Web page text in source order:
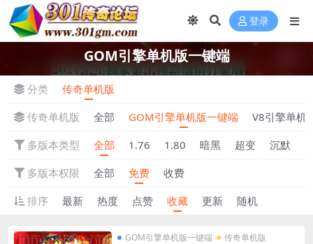
登录
GOM引擎单机版一键端
分类
传奇单机版
传奇单机版
全部 GOM引擎单机版一键端
V8引擎单机
多版本类型
全部 1.76 1.80 暗黑 超变 沉默
多版本权限
全部 免费
收费
排序
最新 热度 点赞 收藏 更新 随机
GOM引擎单机版一键端 传奇单机版